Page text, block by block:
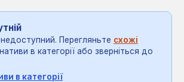
Перегляньте схожі
в категорії або зверніться до
в категорії